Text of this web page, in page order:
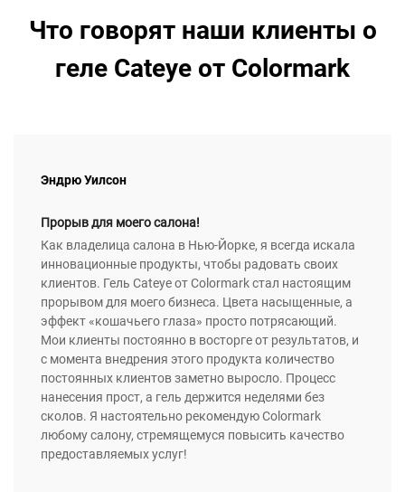
Что говорят наши клиенты о
геле Cateye от Colormark
Эндрю Уилсон
Прорыв для моего салона!
Как владелица салона в Нью-Йорке, я всегда искала
инновационные продукты, чтобы радовать своих
клиентов. Гель Cateye от Colormark стал настоящим
прорывом для моего бизнеса. Цвета насыщенные, а
эффект «кошачьего глаза» просто потрясающий.
Мои клиенты постоянно в восторге от результатов, и
с момента внедрения этого продукта количество
постоянных клиентов заметно выросло. Процесс
нанесения прост, а гель держится неделями без
сколов. Я настоятельно рекомендую Colormark
любому салону, стремящемуся повысить качество
предоставляемых услуг!